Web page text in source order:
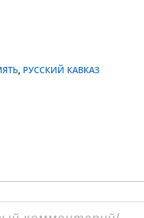
РУССКИЙ КАВКАЗ